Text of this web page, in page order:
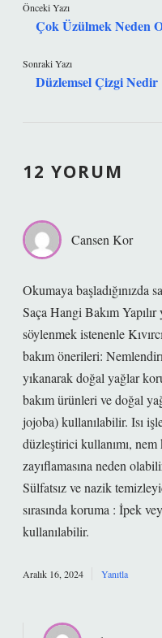
Önceki Yazı
Çok Üzülmek Neden
Sonraki Yazı
Düzlemsel Çizgi Nedir
12 YORUM
Cansen Kor
Okumaya başladığınızda
Saça Hangi Bakım
söylenmek istenenle
bakım önerileri:
yıkanarak doğal yağlar
bakım ürünleri ve doğal
jojoba) kullanılabilir. Isı
düzleştirici kullanımı, nem
zayıflamasına neden
Sülfatsız ve nazik
sırasında koruma : İpek
kullanılabilir.
Aralık 16, 2024 Yanıtla